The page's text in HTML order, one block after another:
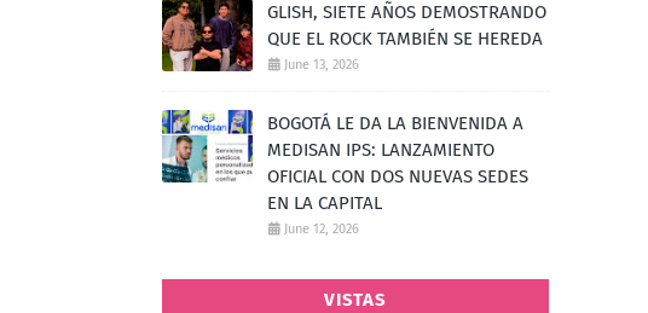
GLISH, SIETE AÑOS DEMOSTRANDO
QUE EL ROCK TAMBIÉN SE HEREDA
June 13, 2026
BOGOTÁ LE DA LA BIENVENIDA A
MEDISAN IPS: LANZAMIENTO
OFICIAL CON DOS NUEVAS SEDES
EN LA CAPITAL
June 12, 2026
VISTAS